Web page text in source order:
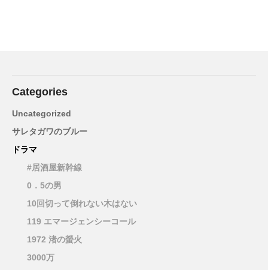
Categories
Uncategorized
サレタガワのブルー
ドラマ
#居酒屋新幹線
0．5の男
10回切って倒れない木はない
119 エマージェンシーコール
1972 渚の螢火
3000万